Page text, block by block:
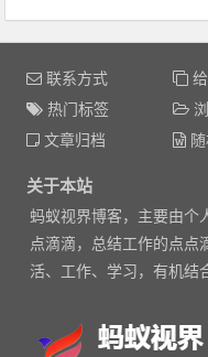
联系方式 给
热门标签
文章归档
随
关于本站
蚂蚁视界博客，主要由个
点滴滴，总结工作的点点
活、工作、学习，有机结